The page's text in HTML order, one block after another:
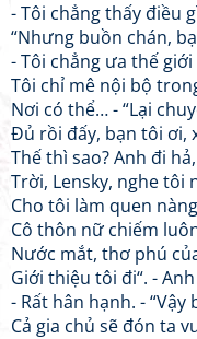
- Tôi chẳng thấy điều
“Nhưng buồn chán,
- Tôi chẳng ưa thế
Tôi chỉ mê nội bộ
Nơi có thể… - “Lại
Đủ rồi đấy, bạn tôi ơi,
Thế thì sao? Anh đi
Trời, Lensky, nghe tôi
Cho tôi làm quen
Cô thôn nữ chiếm
Nước mắt, thơ phú
Giới thiệu tôi đi“. -
- Rất hân hạnh. - “Vậy
Cả gia chủ sẽ đón ta